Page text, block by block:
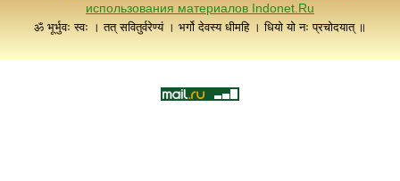
использования материалов Indonet.Ru
ॐ भूर्भुवः स्वः । तत् सवितुर्वरेण्यं । भर्गो देवस्य धीमहि । धियो यो नः प्रचोदयात् ॥